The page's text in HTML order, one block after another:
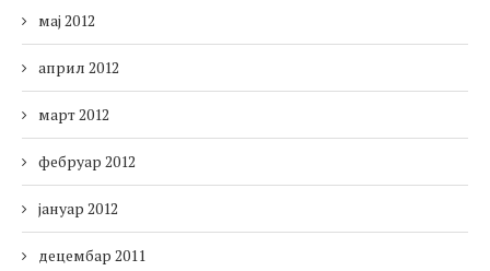
мај 2012
април 2012
март 2012
фебруар 2012
јануар 2012
децембар 2011